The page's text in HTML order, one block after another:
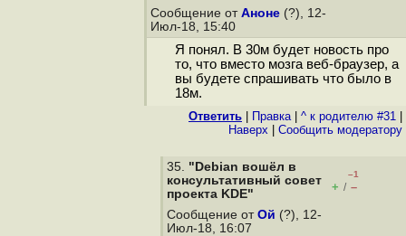
Сообщение от Аноне (?), 12-
Июл-18, 15:40
Я понял. В 30м будет новость про
то, что вместо мозга веб-браузер, а
вы будете спрашивать что было в
18м.
Ответить Правка| ^ к родителю #31
Наверх
Cообщить модератору
35. "Debian вошёл в
консультативный cовет
проекта KDE"
–1
+ / –
Сообщение от Ой (?), 12-
Июл-18, 16:07